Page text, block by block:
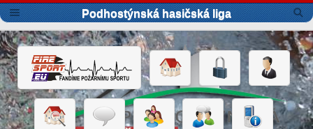
Podhostýnská hasičská liga